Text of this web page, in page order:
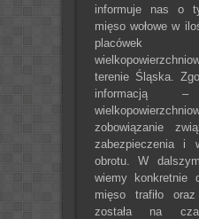
informuje nas o
mięso wołowe w
placówek
terenie Śląska.
informacją
zobowiązanie
zabezpieczenia i
obrotu. W
wiemy konkretnie
mięso trafiło
została na